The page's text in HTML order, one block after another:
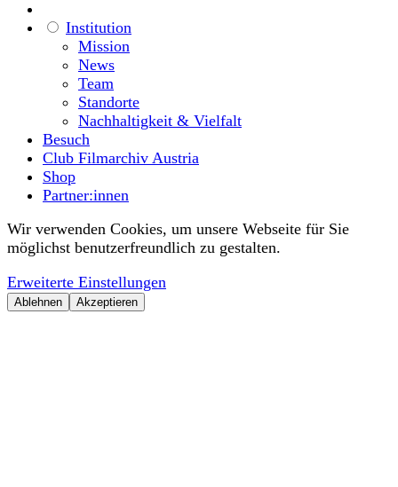
Institution
Mission
News
Team
Standorte
Nachhaltigkeit & Vielfalt
Besuch
Club Filmarchiv Austria
Shop
Partner:innen
Wir verwenden Cookies, um unsere Webseite für Sie
möglichst benutzerfreundlich zu gestalten.
Erweiterte Einstellungen
Ablehnen Akzeptieren